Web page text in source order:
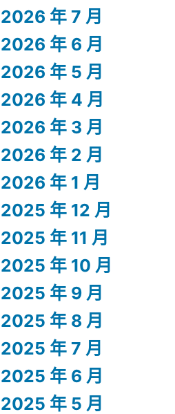
2026 年 7 月
2026 年 6 月
2026 年 5 月
2026 年 4 月
2026 年 3 月
2026 年 2 月
2026 年 1 月
2025 年 12 月
2025 年 11 月
2025 年 10 月
2025 年 9 月
2025 年 8 月
2025 年 7 月
2025 年 6 月
2025 年 5 月